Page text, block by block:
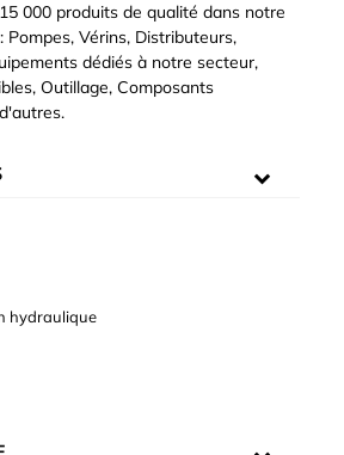
000 produits de qualité dans notre
Vérins, Distributeurs,
dédiés à notre secteur,
Outillage, Composants
hydraulique